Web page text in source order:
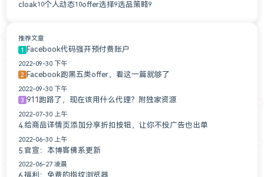
cloak10个人动态10offer选择9选品策略9
推荐文章
1
Facebook代码强开预付费账户
2022-09-30 下午
2 Facebook跑黑五类offer，看这一篇就够了
2022-09-30 下午
3 911跑路了，现在该用什么代理？附独家资源
2022-07-30 上午
4. 给商品详情页添加分享折扣按钮，让你不投广告也出单
2022-06-30 上午
5. 官宣：本博客佛系更新
2022-06-27 凌晨
福利：免费的指纹浏览器